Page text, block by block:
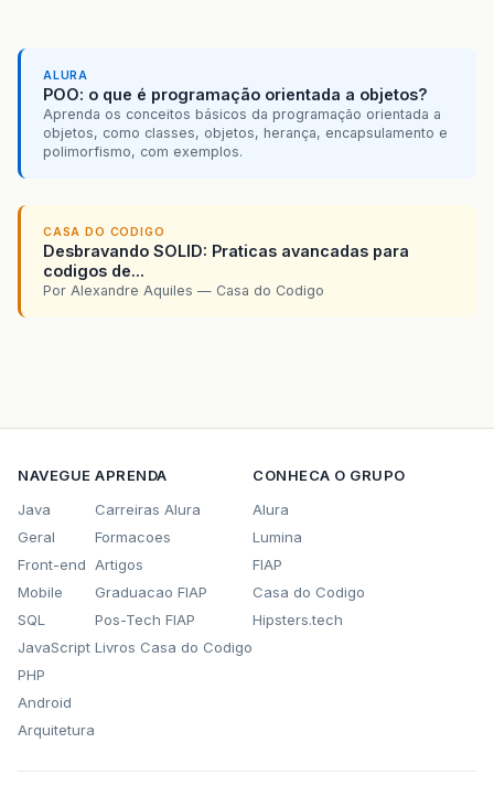
ALURA
POO: o que é programação orientada a objetos?
Aprenda os conceitos básicos da programação orientada a
objetos, como classes, objetos, herança, encapsulamento e
polimorfismo, com exemplos.
CASA DO CODIGO
Desbravando SOLID: Praticas avancadas para
codigos de...
Por Alexandre Aquiles — Casa do Codigo
NAVEGUE
Java
Geral
Front-end
Mobile
SQL
JavaScript
PHP
Android
Arquitetura
APRENDA
Carreiras Alura
Formacoes
Artigos
Graduacao FIAP
Pos-Tech FIAP
Livros Casa do Codigo
CONHECA O GRUPO
Alura
Lumina
FIAP
Casa do Codigo
Hipsters.tech